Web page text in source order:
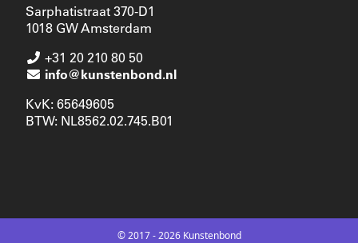
Sarphatistraat 370-D1
1018 GW Amsterdam
+31 20 210 80 50
info@kunstenbond.nl
KvK: 65649605
BTW: NL8562.02.745.B01
© 2017 - 2026 Kunstenbond